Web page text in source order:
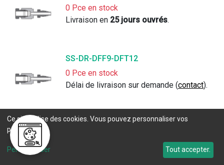
0 Pce en stock
Livraison en 25 jours ouvrés.
SS-DR-DFF9-DFT12
0 Pce en stock
Délai de livraison sur demande (contact).
SS-DR-DFF8-DFT6
25 jours ouvrés.
Ce site utilise des cookies. Vous pouvez personnaliser vos
préférences.
Personnaliser Tout accepter.